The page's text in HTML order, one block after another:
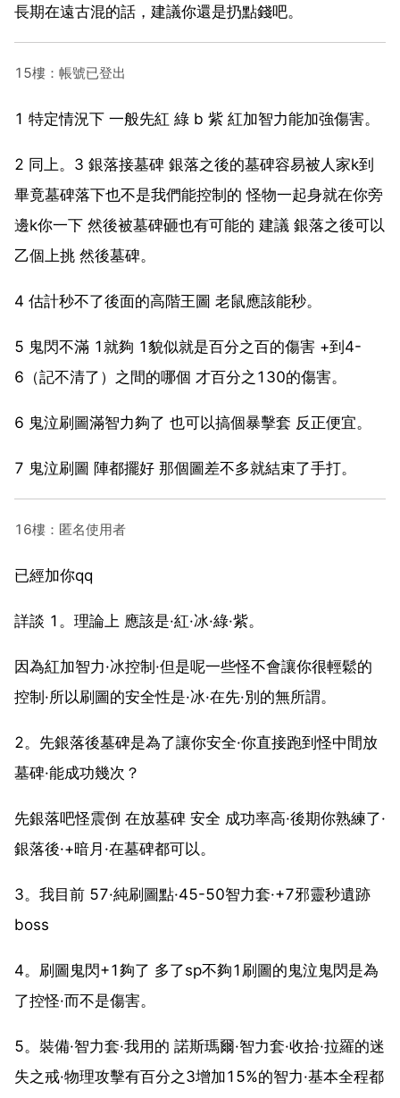
長期在遠古混的話，建議你還是扔點錢吧。
15樓：帳號已登出
1 特定情況下 一般先紅 綠 b 紫 紅加智力能加強傷害。
2 同上。3 銀落接墓碑 銀落之後的墓碑容易被人家k到
畢竟墓碑落下也不是我們能控制的 怪物一起身就在你旁
邊k你一下 然後被墓碑砸也有可能的 建議 銀落之後可以
乙個上挑 然後墓碑。
4 估計秒不了後面的高階王圖 老鼠應該能秒。
5 鬼閃不滿 1就夠 1貌似就是百分之百的傷害 +到4-
6（記不清了）之間的哪個 才百分之130的傷害。
6 鬼泣刷圖滿智力夠了 也可以搞個暴擊套 反正便宜。
7 鬼泣刷圖 陣都擺好 那個圖差不多就結束了手打。
16樓：匿名使用者
已經加你qq
詳談 1。理論上 應該是·紅·冰·綠·紫。
因為紅加智力·冰控制·但是呢一些怪不會讓你很輕鬆的
控制·所以刷圖的安全性是·冰·在先·別的無所謂。
2。先銀落後墓碑是為了讓你安全·你直接跑到怪中間放
墓碑·能成功幾次？
先銀落吧怪震倒 在放墓碑 安全 成功率高·後期你熟練了·
銀落後·+暗月·在墓碑都可以。
3。我目前 57·純刷圖點·45-50智力套·+7邪靈秒遺跡
boss
4。刷圖鬼閃+1夠了 多了sp不夠1刷圖的鬼泣鬼閃是為
了控怪·而不是傷害。
5。裝備·智力套·我用的 諾斯瑪爾·智力套·收拾·拉羅的迷
失之戒·物理攻擊有百分之3增加15%的智力·基本全程都